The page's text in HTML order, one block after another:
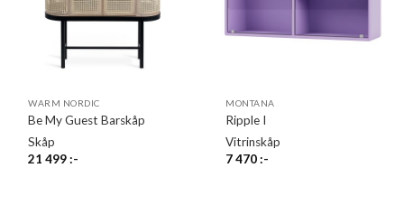
WARM NORDIC
Be My Guest Barskåp
Skåp
21 499:-
MONTANA
Ripple I
Vitrinskåp
7 470:-